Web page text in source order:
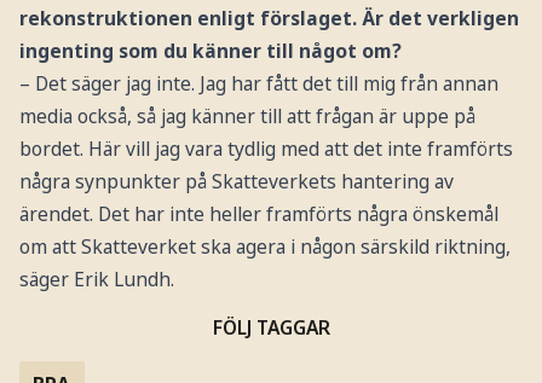
rekonstruktionen enligt förslaget. Är det verkligen
ingenting som du känner till något om?
– Det säger jag inte. Jag har fått det till mig från annan
media också, så jag känner till att frågan är uppe på
bordet. Här vill jag vara tydlig med att det inte framförts
några synpunkter på Skatteverkets hantering av
ärendet. Det har inte heller framförts några önskemål
om att Skatteverket ska agera i någon särskild riktning,
säger Erik Lundh.
FÖLJ TAGGAR